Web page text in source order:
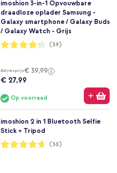
imoshion 3-in-1 Opvouwbare
draadloze oplader Samsung -
Galaxy smartphone / Galaxy Buds
/ Galaxy Watch - Grijs
Waardering:
85%
(39)
Adviesprijs€ 39,99
€ 27,99
Op voorraad
imoshion 2 in 1 Bluetooth Selfie
Stick + Tripod
Waardering:
93%
(30)